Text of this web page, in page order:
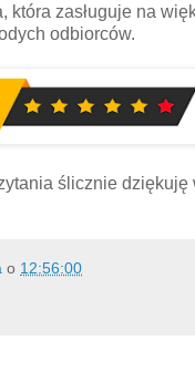
która zasługuje na
odbiorców.
ślicznie dziękuję
o 12:56:00